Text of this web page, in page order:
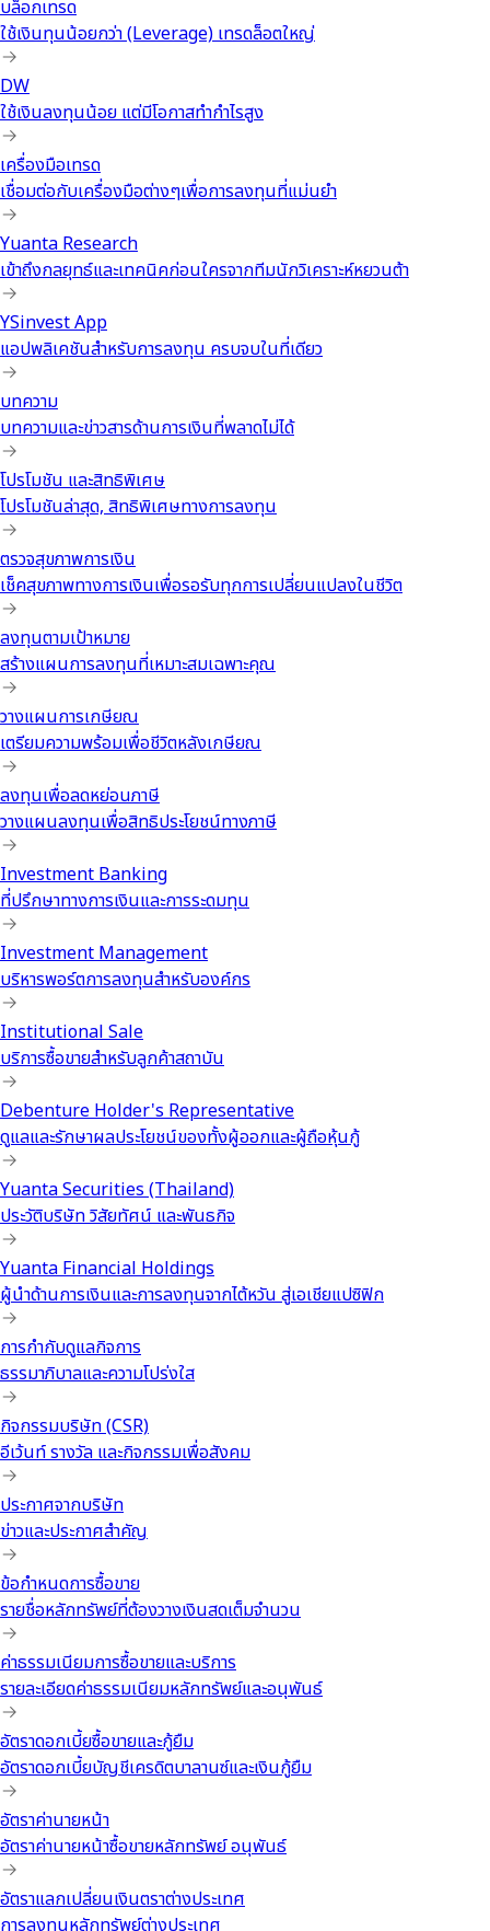
บล็อกเทรด
ใช้เงินทุนน้อยกว่า (Leverage) เทรดล็อตใหญ่
DW
ใช้เงินลงทุนน้อย แต่มีโอกาสทำกำไรสูง
เครื่องมือเทรด
เชื่อมต่อกับเครื่องมือต่างๆเพื่อการลงทุนที่แม่นยำ
Yuanta Research
เข้าถึงกลยุทธ์และเทคนิคก่อนใครจากทีมนักวิเคราะห์หยวนต้า
YSinvest App
แอปพลิเคชันสำหรับการลงทุน ครบจบในที่เดียว
บทความ
บทความและข่าวสารด้านการเงินที่พลาดไม่ได้
โปรโมชัน และสิทธิพิเศษ
โปรโมชันล่าสุด, สิทธิพิเศษทางการลงทุน
ตรวจสุขภาพการเงิน
เช็คสุขภาพทางการเงินเพื่อรอรับทุกการเปลี่ยนแปลงในชีวิต
ลงทุนตามเป้าหมาย
สร้างแผนการลงทุนที่เหมาะสมเฉพาะคุณ
วางแผนการเกษียณ
เตรียมความพร้อมเพื่อชีวิตหลังเกษียณ
ลงทุนเพื่อลดหย่อนภาษี
วางแผนลงทุนเพื่อสิทธิประโยชน์ทางภาษี
Investment Banking
ที่ปรึกษาทางการเงินและการระดมทุน
Investment Management
บริหารพอร์ตการลงทุนสำหรับองค์กร
Institutional Sale
บริการซื้อขายสำหรับลูกค้าสถาบัน
Debenture Holder's Representative
ดูแลและรักษาผลประโยชน์ของทั้งผู้ออกและผู้ถือหุ้นกู้
Yuanta Securities (Thailand)
ประวัติบริษัท วิสัยทัศน์ และพันธกิจ
Yuanta Financial Holdings
ผู้นำด้านการเงินและการลงทุนจากไต้หวัน สู่เอเชียแปซิฟิก
การกำกับดูแลกิจการ
ธรรมาภิบาลและความโปร่งใส
กิจกรรมบริษัท (CSR)
อีเว้นท์ รางวัล และกิจกรรมเพื่อสังคม
ประกาศจากบริษัท
ข่าวและประกาศสำคัญ
ข้อกำหนดการซื้อขาย
รายชื่อหลักทรัพย์ที่ต้องวางเงินสดเต็มจำนวน
ค่าธรรมเนียมการซื้อขายและบริการ
รายละเอียดค่าธรรมเนียมหลักทรัพย์และอนุพันธ์
อัตราดอกเบี้ยซื้อขายและกู้ยืม
อัตราดอกเบี้ยบัญชีเครดิตบาลานซ์และเงินกู้ยืม
อัตราค่านายหน้า
อัตราค่านายหน้าซื้อขายหลักทรัพย์ อนุพันธ์
อัตราแลกเปลี่ยนเงินตราต่างประเทศ